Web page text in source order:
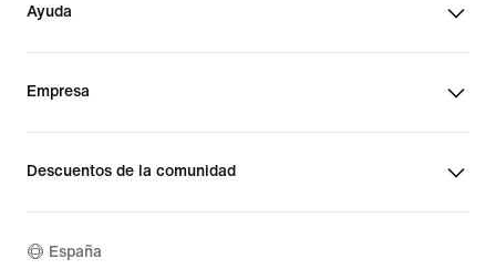
Ayuda
Empresa
Descuentos de la comunidad
España